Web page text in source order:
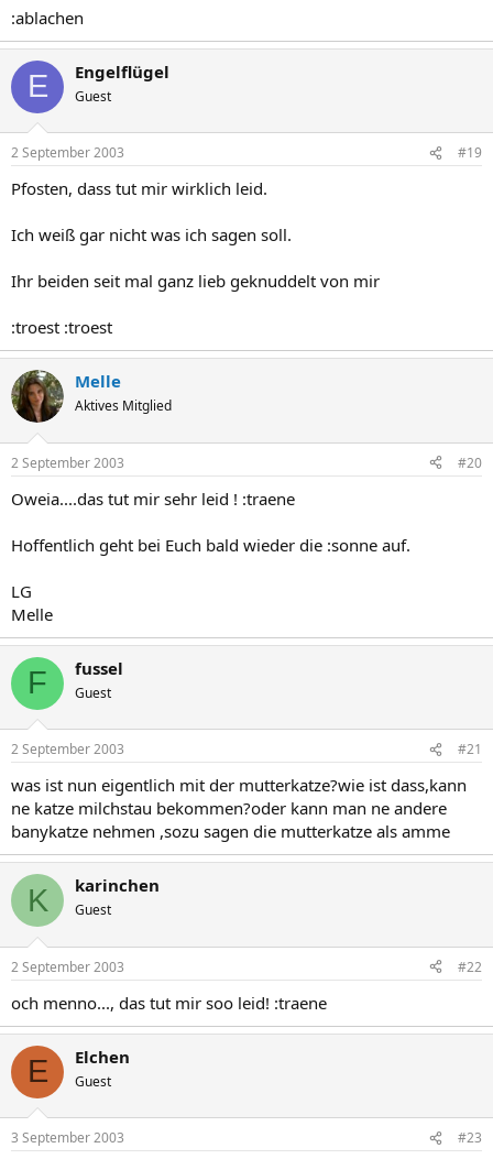
Der Kleine wuchs heran, hatte ein wunderbares Langhaarfell, aber
er blieb etwas mickrig. Die Kater, die wir vor ihm hatten, waren alle
viel kräftiger gewesen. Mit zehn Monaten fuhr mein Mann erneut
mit ihm zum Tierarzt, zwecks Kastration.......... *räusper*....... der Doc
suchte und suchte....... er fand keine Hoden......... unser Kater war
eine Katze........ :wow Und so wurde aus "Titus" einfach "Frau Titus".
:ablachen
E Engelflügel
Guest
2 September 2003 #19
Pfosten, dass tut mir wirklich leid.
Ich weiß gar nicht was ich sagen soll.
Ihr beiden seit mal ganz lieb geknuddelt von mir
:troest :troest
Melle
Aktives Mitglied
2 September 2003 #20
Oweia....das tut mir sehr leid ! :traene
Hoffentlich geht bei Euch bald wieder die :sonne auf.
LG
Melle
F fussel
Guest
2 September 2003 #21
was ist nun eigentlich mit der mutterkatze?wie ist dass,kann
ne katze milchstau bekommen?oder kann man ne andere
banykatze nehmen ,sozu sagen die mutterkatze als amme
K karinchen
Guest
2 September 2003 #22
och menno..., das tut mir soo leid! :traene
E Elchen
Guest
3 September 2003 #23